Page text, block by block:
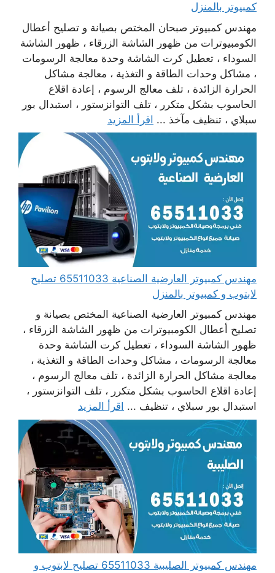
كمبيوتر بالمنزل
مهندس كمبيوتر صبحان المختص بصيانة و تصليح أعطال
الكومبيوترات من ظهور الشاشة الزرقاء ، ظهور الشاشة
السوداء ، تعطيل كرت الشاشة وحدة معالجة الرسومات
، مشاكل وحدات الطاقة و التغذية ، معالجة مشاكل
الحرارة الزائدة ، تلف معالج الرسوم ، إعادة اقلاع
الحاسوب بشكل متكرر ، تلف التوانزستور ، استبدال بور
سبلاي ، تنظيف مآخذ ... اقرأ المزيد
مهندس كمبيوتر العارضية الصناعية 65511033 تصليح
لابتوب و كمبيوتر بالمنزل
مهندس كمبيوتر العارضية الصناعية المختص بصيانة و
تصليح أعطال الكومبيوترات من ظهور الشاشة الزرقاء ،
ظهور الشاشة السوداء ، تعطيل كرت الشاشة وحدة
معالجة الرسومات ، مشاكل وحدات الطاقة و التغذية ،
معالجة مشاكل الحرارة الزائدة ، تلف معالج الرسوم ،
إعادة اقلاع الحاسوب بشكل متكرر ، تلف التوانزستور ،
استبدال بور سبلاي ، تنظيف ... اقرأ المزيد
مهندس كمبيوتر الصليبية 65511033 تصليح لابتوب و